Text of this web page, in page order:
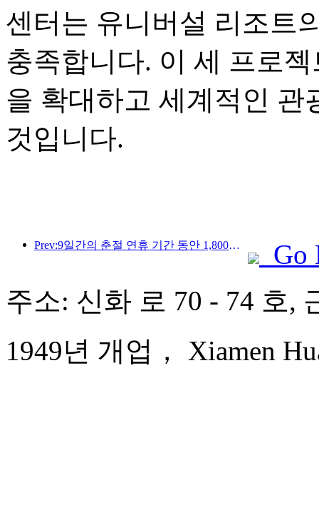
센터는 유니버설 리조트
충족합니다. 이 세 프로
을 확대하고 세계적인 관
것입니다.
Prev:9일간의 춘절 연휴 기간 동안 1,800만 명 이상이 국내외를 왕래할 것으로 예상됩니다.
Go
주소: 신화 로 70 - 74 호,
1949년 개업， Xiamen